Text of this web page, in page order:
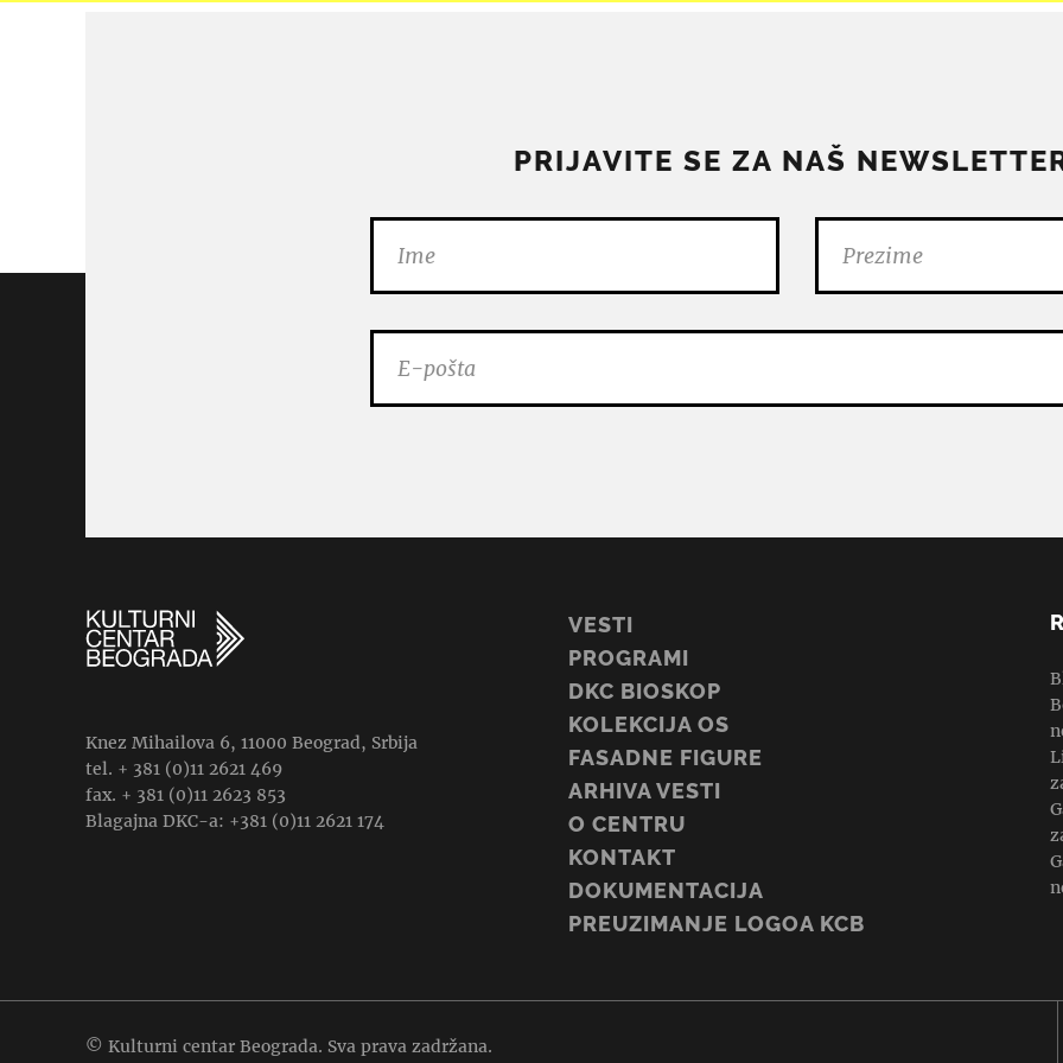
PRIJAVITE SE ZA NAŠ
Knez Mihailova 6, 11000 Beograd, Srbija
tel. + 381 (0)11 2621 469
fax. + 381 (0)11 2623 853
Blagajna DKC-a: +381 (0)11 2621 174
VESTI
PROGRAMI
DKC BIOSKOP
KOLEKCIJA OS
FASADNE FIGURE
ARHIVA VESTI
O CENTRU
KONTAKT
DOKUMENTACIJA
PREUZIMANJE LOGOA KCB
© Kulturni centar Beograda. Sva prava zadržana.